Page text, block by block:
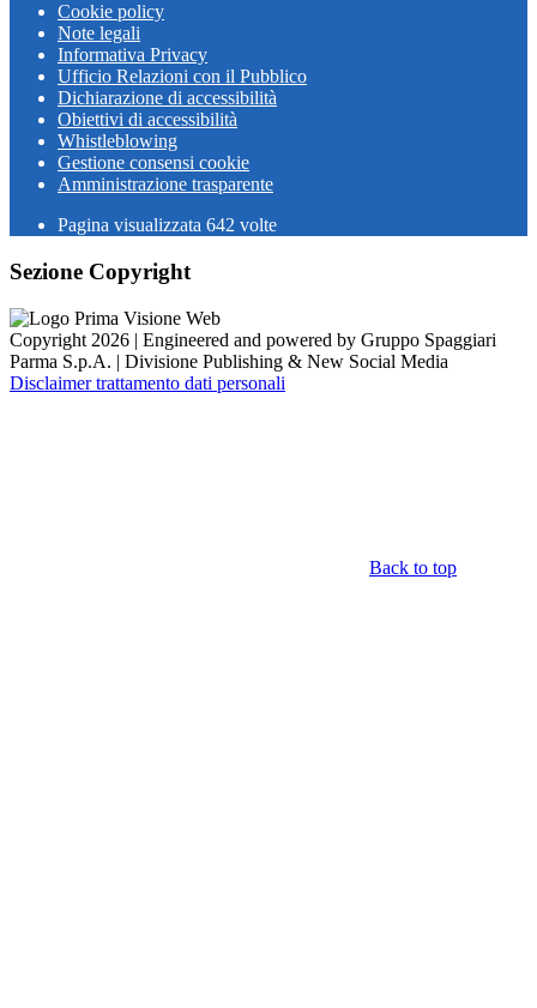
Cookie policy
Note legali
Informativa Privacy
Ufficio Relazioni con il Pubblico
Dichiarazione di accessibilità
Obiettivi di accessibilità
Whistleblowing
Gestione consensi cookie
Amministrazione trasparente
Pagina visualizzata 642 volte
Sezione Copyright
Copyright 2026 | Engineered and powered by Gruppo Spaggiari
Parma S.p.A. | Divisione Publishing & New Social Media
Disclaimer trattamento dati personali
Back to top